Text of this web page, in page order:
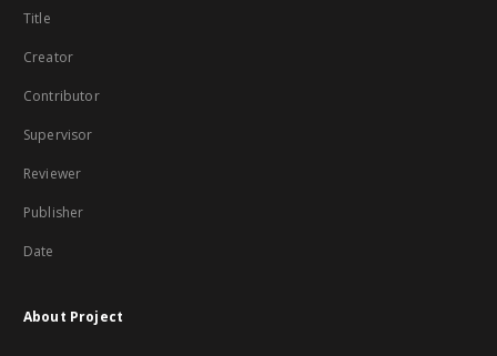
Title
Creator
Contributor
Supervisor
Reviewer
Publisher
Date
About Project